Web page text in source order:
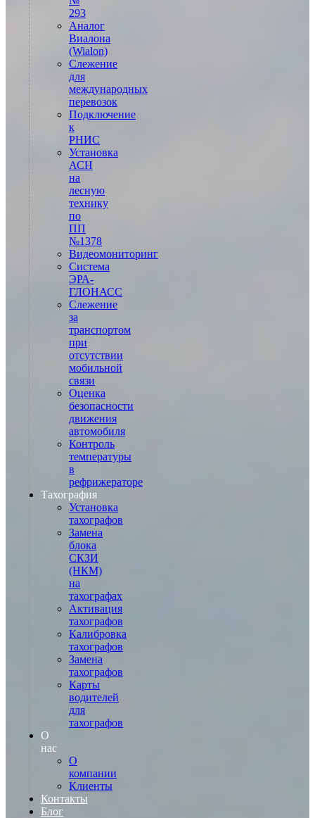
293
Аналог
Виалона
(Wialon)
Слежение
для
международных
перевозок
Подключение
к
РНИС
Установка
АСН
на
лесную
технику
по
ПП
№1378
Видеомониторинг
Система
ЭРА-
ГЛОНАСС
Слежение
за
транспортом
при
отсутствии
мобильной
связи
Оценка
безопасности
движения
автомобиля
Контроль
температуры
в
рефрижераторе
Тахография
Установка
тахографов
Замена
блока
СКЗИ
(НКМ)
на
тахографах
Активация
тахографов
Калибровка
тахографов
Замена
тахографов
Карты
водителей
для
тахографов
О
нас
О
компании
Клиенты
Контакты
Блог